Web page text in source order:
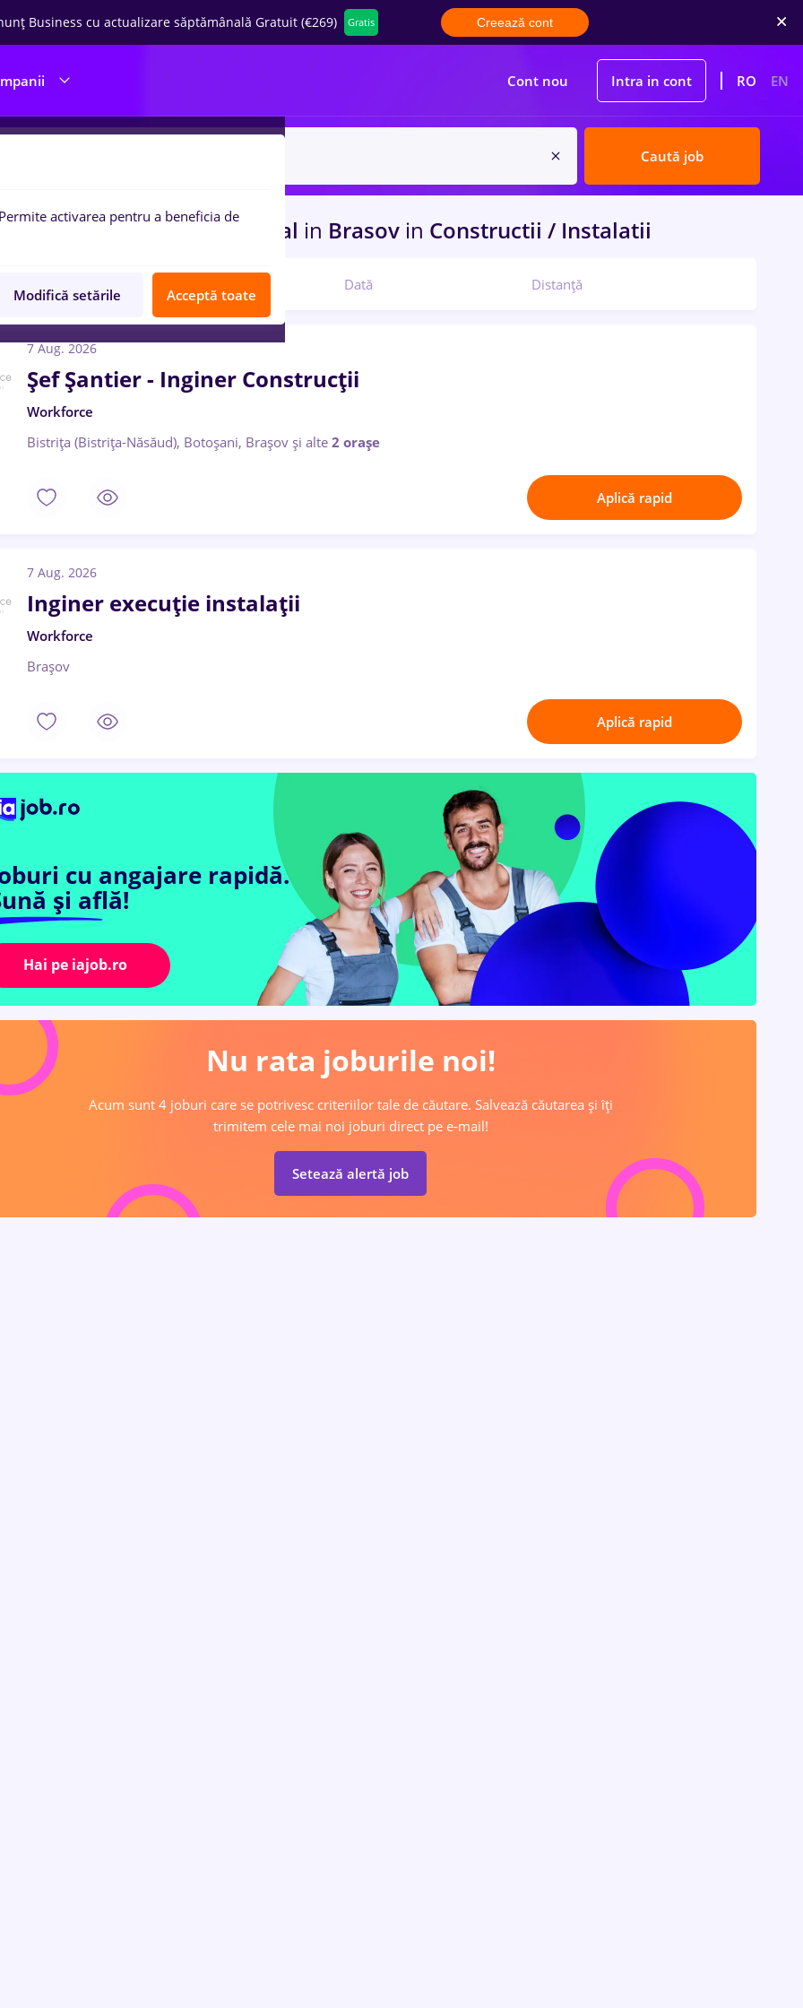
Business cu actualizare săptămânală Gratuit (€269) Gratis Creează cont
Cont nou Intra in cont RO EN
Caută job
de muncaasistent medical in Brasov in Constructii / Instalatii
Dată Distanță
7 Aug. 2026
Șef Șantier - Inginer Construcții
Workforce
Bistrița (Bistrița-Năsăud), Botoșani, Brașov și alte 2 orașe
Aplică rapid
7 Aug. 2026
Inginer execuție instalații
Workforce
Brașov
Aplică rapid
cu angajare rapidă.
și află!
Hai pe iajob.ro
Nu rata joburile noi!
Acum sunt 4 joburi care se potrivesc criteriilor tale de căutare. Salvează căutarea și îți
trimitem cele mai noi joburi direct pe e-mail!
Setează alertă job
Permite activarea pentru a beneficia de
Modifică setările Acceptă toate